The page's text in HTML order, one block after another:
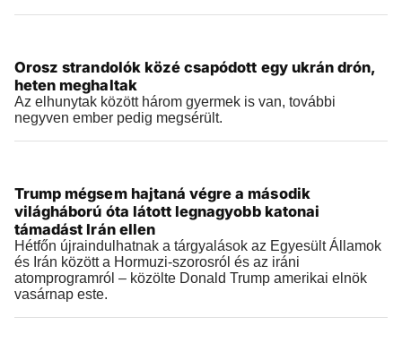
2026.08.03 |21:53
Orosz strandolók közé csapódott egy ukrán drón,
heten meghaltak
Az elhunytak között három gyermek is van, további
negyven ember pedig megsérült.
2026.08.03 |10:22
Trump mégsem hajtaná végre a második
világháború óta látott legnagyobb katonai
támadást Irán ellen
Hétfőn újraindulhatnak a tárgyalások az Egyesült Államok
és Irán között a Hormuzi-szorosról és az iráni
atomprogramról – közölte Donald Trump amerikai elnök
vasárnap este.